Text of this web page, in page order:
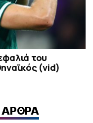
του
(vid)
ΑΡΘΡΑ